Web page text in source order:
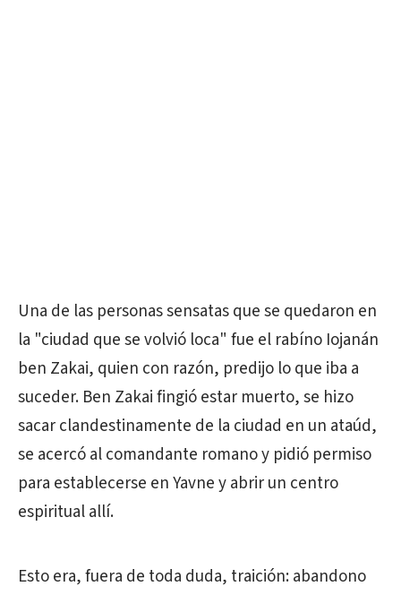
Una de las personas sensatas que se quedaron en
la "ciudad que se volvió loca" fue el rabíno Iojanán
ben Zakai, quien con razón, predijo lo que iba a
suceder. Ben Zakai fingió estar muerto, se hizo
sacar clandestinamente de la ciudad en un ataúd,
se acercó al comandante romano y pidió permiso
para establecerse en Yavne y abrir un centro
espiritual allí.
Esto era, fuera de toda duda, traición: abandono